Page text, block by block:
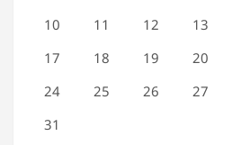
10
11 12 13
17
18 19 20
24
25 26 27
31